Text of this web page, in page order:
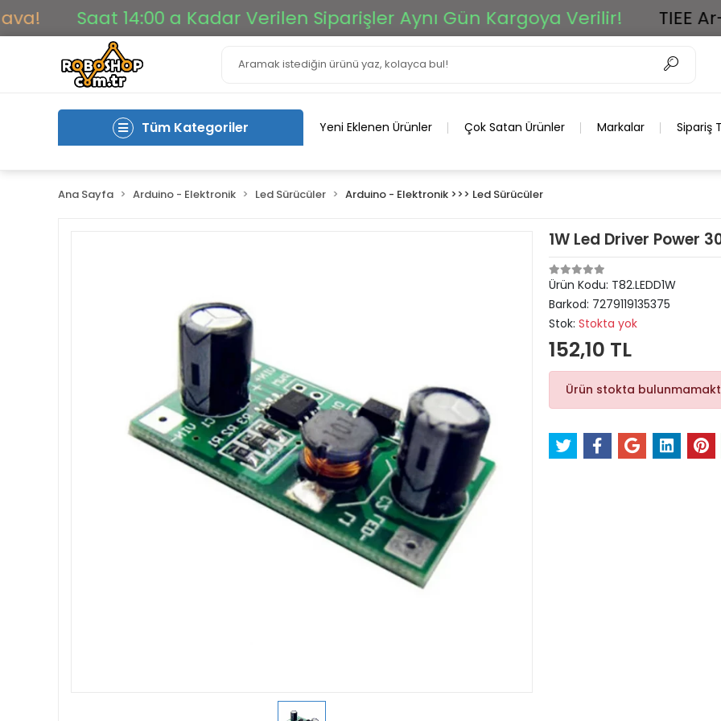
Saat 14:00 a Kadar Verilen Siparişler Aynı Gün Kargoya Verilir! TIEE Ar-Ge
Tüm Kategoriler Yeni Eklenen Ürünler Çok Satan Ürünler Markalar Sipariş
Ana Sayfa Arduino - Elektronik Led Sürücüler Arduino - Elektronik >>> Led Sürücüler
1W Led Driver Power
Ürün Kodu: T82.LEDD1W
Barkod: 7279119135375
Stok: Stokta yok
152,10 TL
Ürün stokta